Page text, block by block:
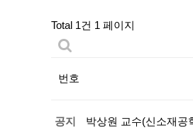
Total 1건 1 페이지
번호
공지 박상원 교수(신소재공